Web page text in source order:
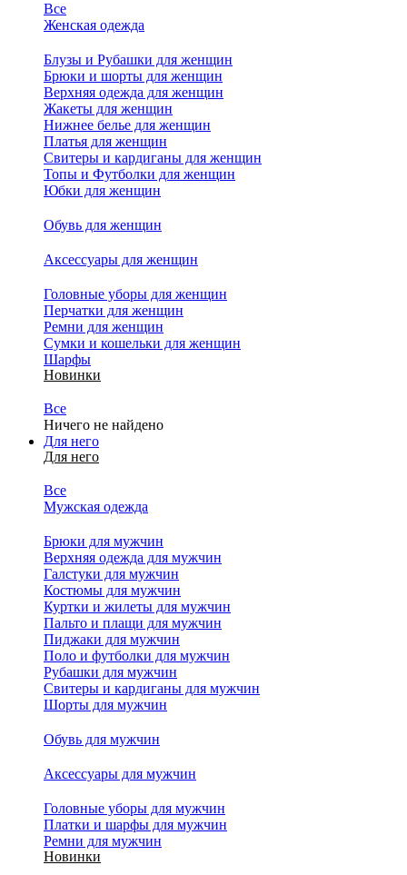
Все
Женская одежда
Блузы и Рубашки для женщин
Брюки и шорты для женщин
Верхняя одежда для женщин
Жакеты для женщин
Нижнее белье для женщин
Платья для женщин
Свитеры и кардиганы для женщин
Топы и Футболки для женщин
Юбки для женщин
Обувь для женщин
Аксессуары для женщин
Головные уборы для женщин
Перчатки для женщин
Ремни для женщин
Сумки и кошельки для женщин
Шарфы
Новинки
Все
Ничего не найдено
Для него
Для него
Все
Мужская одежда
Брюки для мужчин
Верхняя одежда для мужчин
Галстуки для мужчин
Костюмы для мужчин
Куртки и жилеты для мужчин
Пальто и плащи для мужчин
Пиджаки для мужчин
Поло и футболки для мужчин
Рубашки для мужчин
Свитеры и кардиганы для мужчин
Шорты для мужчин
Обувь для мужчин
Аксессуары для мужчин
Головные уборы для мужчин
Платки и шарфы для мужчин
Ремни для мужчин
Новинки